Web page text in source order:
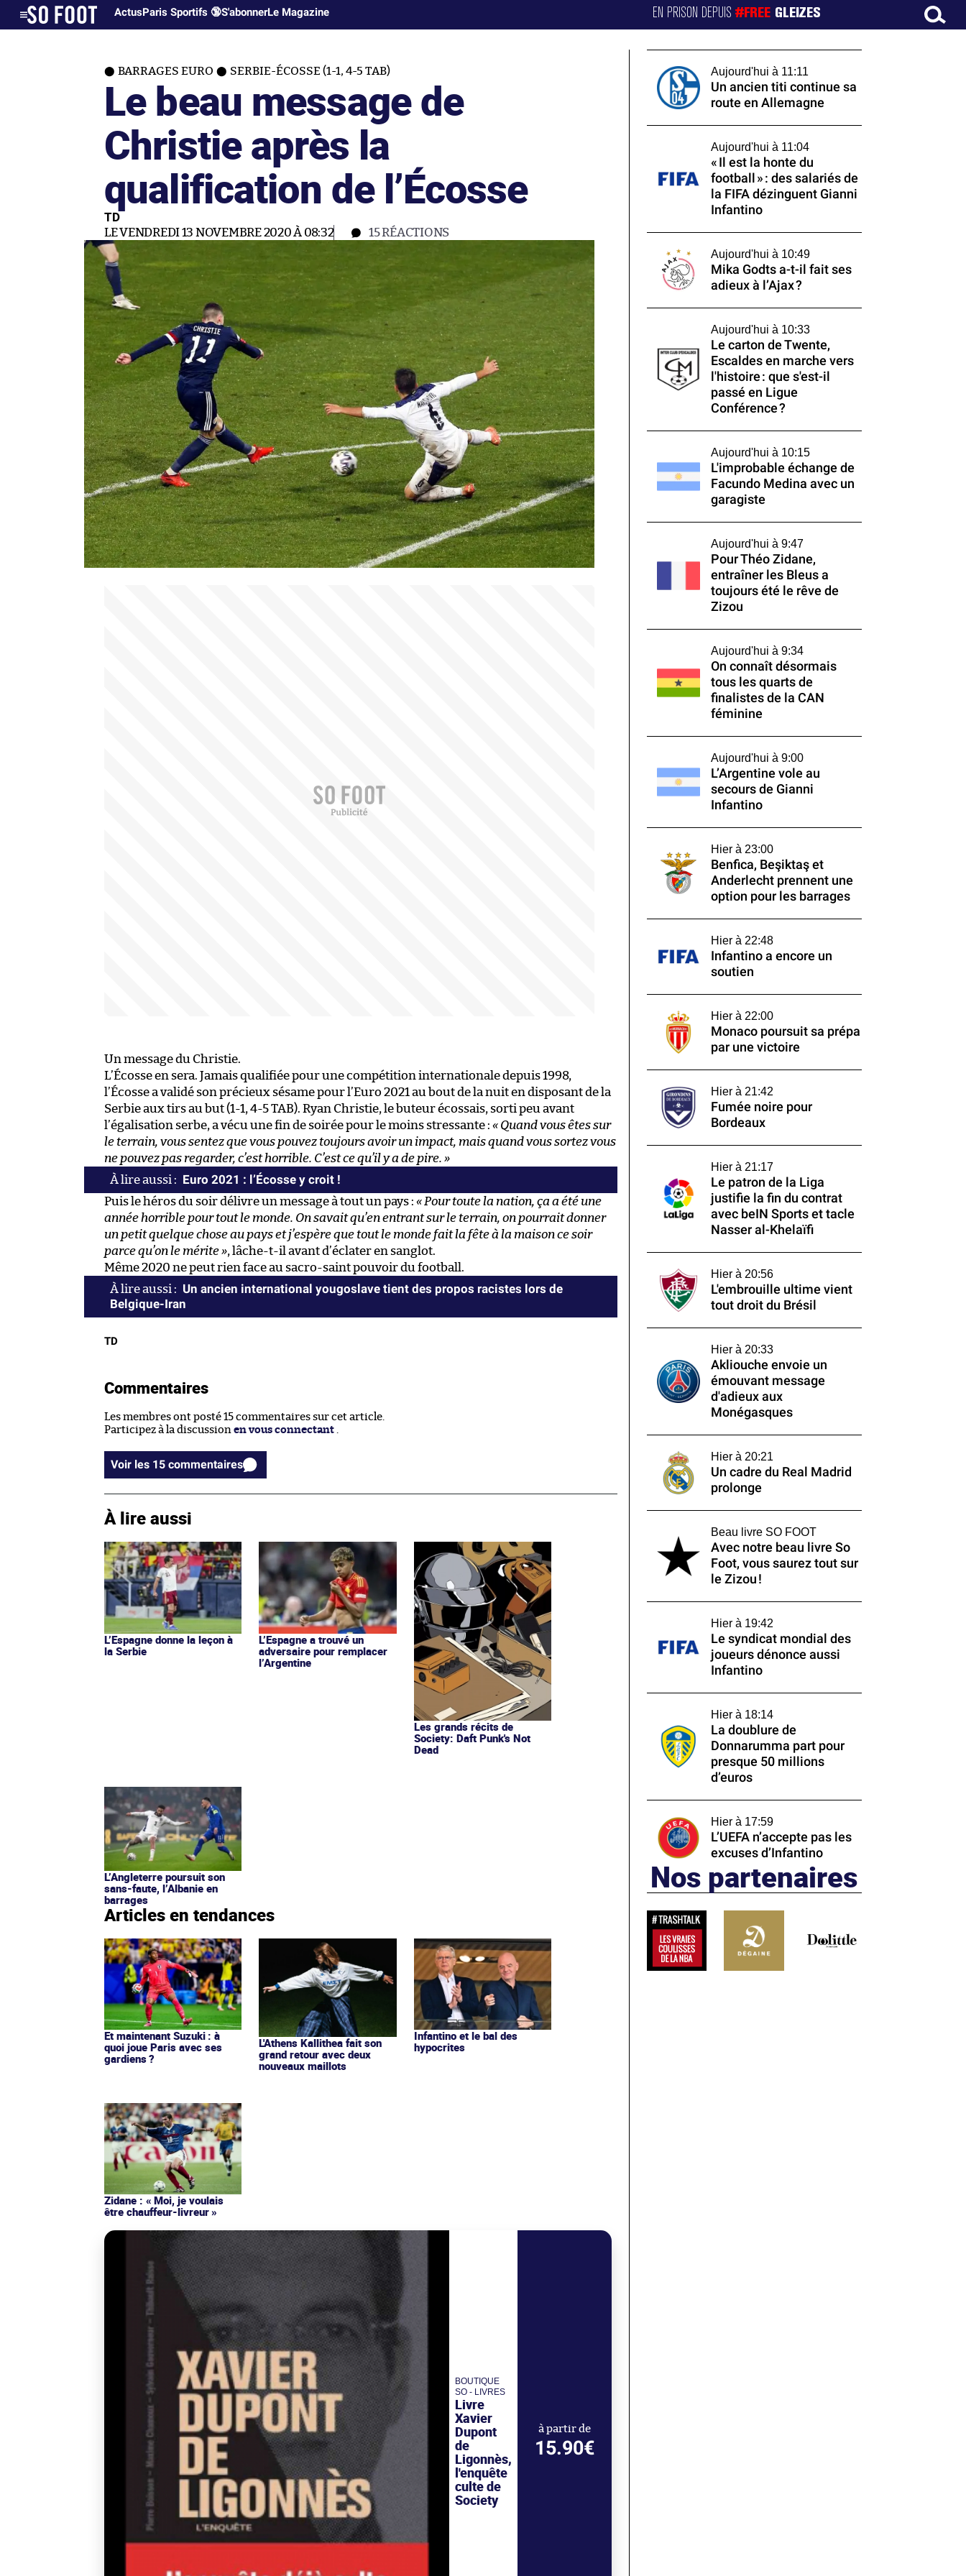
ActusParis Sportifs 🔞S'abonnerLe Magazine EN PRISON DEPUIS#FREE GLEIZES
BARRAGES EURO SERBIE-ÉCOSSE (1-1, 4-5 TAB)
Le beau message de
Christie après la
qualification de l’Écosse
TD
LE VENDREDI 13 NOVEMBRE 2020 À 08:32 15RÉACTIONS
Un message du Christie.
L’Écosse en sera. Jamais qualifiée pour une compétition internationale depuis 1998,
l’Écosse a validé son précieux sésame pour l’Euro 2021 au bout de la nuit en disposant de la
Serbie aux tirs au but (1-1, 4-5 TAB). Ryan Christie, le buteur écossais, sorti peu avant
l’égalisation serbe, a vécu une fin de soirée pour le moins stressante : « Quand vous êtes sur
le terrain, vous sentez que vous pouvez toujours avoir un impact, mais quand vous sortez vous
ne pouvez pas regarder, c’est horrible. C’est ce qu’il y a de pire. »
Euro 2021 : l’Écosse y croit !
Puis le héros du soir délivre un message à tout un pays : « Pour toute la nation, ça a été une
année horrible pour tout le monde. On savait qu’en entrant sur le terrain, on pourrait donner
un petit quelque chose au pays et j’espère que tout le monde fait la fête à la maison ce soir
parce qu’on le mérite », lâche-t-il avant d’éclater en sanglot.
Même 2020 ne peut rien face au sacro-saint pouvoir du football.
Un ancien international yougoslave tient des propos racistes lors de
Belgique-Iran
TD
Commentaires
Les membres ont posté 15 commentaires sur cet article.
Participez à la discussion en vous connectant .
Voir les 15 commentaires
À lire aussi
L’Espagne donne la leçon à
la Serbie
L’Espagne a trouvé un
adversaire pour remplacer
l’Argentine
Les grands récits de
Society: Daft Punk's Not
Dead
L’Angleterre poursuit son
sans-faute, l’Albanie en
barrages
Articles en tendances
Et maintenant Suzuki : à
quoi joue Paris avec ses
gardiens ?
L'Athens Kallithea fait son
grand retour avec deux
nouveaux maillots
Infantino et le bal des
hypocrites
Zidane : « Moi, je voulais
être chauffeur-livreur »
BOUTIQUE
SO - LIVRES
Livre
Xavier
Dupont
de
Ligonnès,
l'enquête
culte de
Society
à partir de
15.90€
Aujourd'hui à 11:11
Un ancien titi continue sa
route en Allemagne
Aujourd'hui à 11:04
« Il est la honte du
football » : des salariés de
la FIFA dézinguent Gianni
Infantino
Aujourd'hui à 10:49
Mika Godts a-t-il fait ses
adieux à l’Ajax ?
Aujourd'hui à 10:33
Le carton de Twente,
Escaldes en marche vers
l'histoire : que s'est-il
passé en Ligue
Conférence ?
Aujourd'hui à 10:15
L'improbable échange de
Facundo Medina avec un
garagiste
Aujourd'hui à 9:47
Pour Théo Zidane,
entraîner les Bleus a
toujours été le rêve de
Zizou
Aujourd'hui à 9:34
On connaît désormais
tous les quarts de
finalistes de la CAN
féminine
Aujourd'hui à 9:00
L’Argentine vole au
secours de Gianni
Infantino
Hier à 23:00
Benfica, Beşiktaş et
Anderlecht prennent une
option pour les barrages
Hier à 22:48
Infantino a encore un
soutien
Hier à 22:00
Monaco poursuit sa prépa
par une victoire
Hier à 21:42
Fumée noire pour
Bordeaux
Hier à 21:17
Le patron de la Liga
justifie la fin du contrat
avec beIN Sports et tacle
Nasser al-Khelaïfi
Hier à 20:56
L'embrouille ultime vient
tout droit du Brésil
Hier à 20:33
Akliouche envoie un
émouvant message
d'adieux aux
Monégasques
Hier à 20:21
Un cadre du Real Madrid
prolonge
Beau livre SO FOOT
Avec notre beau livre So
Foot, vous saurez tout sur
le Zizou !
Hier à 19:42
Le syndicat mondial des
joueurs dénonce aussi
Infantino
Hier à 18:14
La doublure de
Donnarumma part pour
presque 50 millions
d’euros
Hier à 17:59
L’UEFA n’accepte pas les
excuses d’Infantino
Nos partenaires